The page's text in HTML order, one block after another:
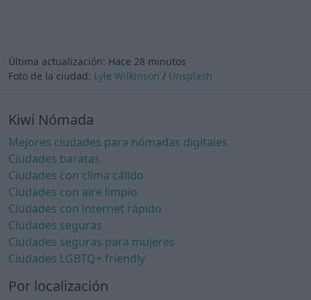
Última actualización: Hace 28 minutos
Foto de la ciudad: Lyle Wilkinson / Unsplash
Kiwi Nómada
Mejores ciudades para nómadas digitales
Ciudades baratas
Ciudades con clima cálido
Ciudades con aire limpio
Ciudades con internet rápido
Ciudades seguras
Ciudades seguras para mujeres
Ciudades LGBTQ+ friendly
Por localización